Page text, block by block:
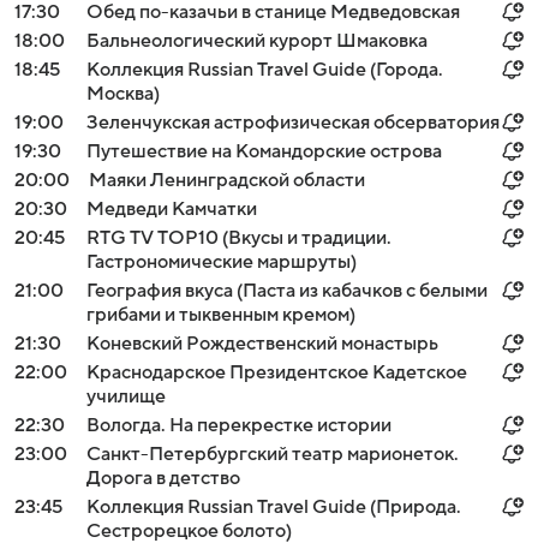
17:30
Обед по-казачьи в станице Медведовская
18:00
Бальнеологический курорт Шмаковка
18:45
Коллекция Russian Travel Guide (Города.
Москва)
19:00
Зеленчукская астрофизическая обсерватория
19:30
Путешествие на Командорские острова
20:00
Маяки Ленинградской области
20:30
Медведи Камчатки
20:45
RTG TV TOP10 (Вкусы и традиции.
Гастрономические маршруты)
21:00
География вкуса (Паста из кабачков с белыми
грибами и тыквенным кремом)
21:30
Коневский Рождественский монастырь
22:00
Краснодарское Президентское Кадетское
училище
22:30
Вологда. На перекрестке истории
23:00
Санкт-Петербургский театр марионеток.
Дорога в детство
23:45
Коллекция Russian Travel Guide (Природа.
Сестрорецкое болото)